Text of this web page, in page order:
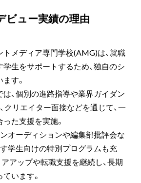
ビュー実績の理由
メディア専門学校(AMG)は、就職
生をサポートするため、独自のシ
す。
、個別の進路指導や業界ガイダン
クリエイター面接などを通じて、一
た支援を実施。
オーディションや編集部批評会な
学生向けの特別プログラムも充
アップや転職支援を継続し、長期
います。